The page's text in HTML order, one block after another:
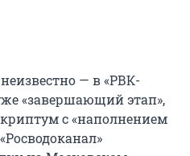
— в «РВК-
«завершающий этап»,
с «наполнением